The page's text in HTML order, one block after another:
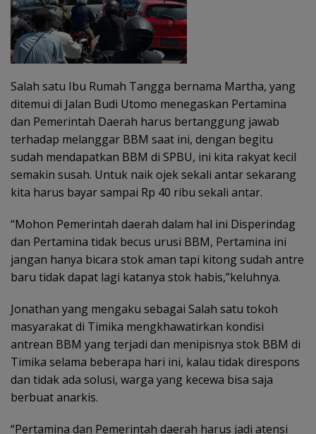
Salah satu Ibu Rumah Tangga bernama Martha, yang
ditemui di Jalan Budi Utomo menegaskan Pertamina
dan Pemerintah Daerah harus bertanggung jawab
terhadap melanggar BBM saat ini, dengan begitu
sudah mendapatkan BBM di SPBU, ini kita rakyat kecil
semakin susah. Untuk naik ojek sekali antar sekarang
kita harus bayar sampai Rp 40 ribu sekali antar.
“Mohon Pemerintah daerah dalam hal ini Disperindag
dan Pertamina tidak becus urusi BBM, Pertamina ini
jangan hanya bicara stok aman tapi kitong sudah antre
baru tidak dapat lagi katanya stok habis,”keluhnya.
Jonathan yang mengaku sebagai Salah satu tokoh
masyarakat di Timika mengkhawatirkan kondisi
antrean BBM yang terjadi dan menipisnya stok BBM di
Timika selama beberapa hari ini, kalau tidak direspons
dan tidak ada solusi, warga yang kecewa bisa saja
berbuat anarkis.
“Pertamina dan Pemerintah daerah harus jadi atensi